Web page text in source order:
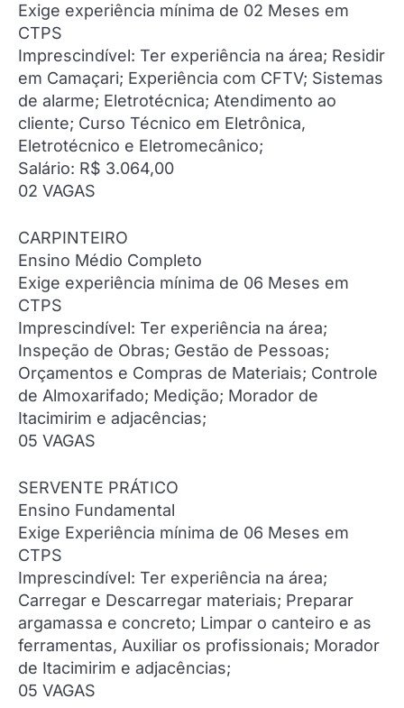
Exige experiência mínima de 02 Meses em
CTPS
Imprescindível: Ter experiência na área; Residir
em Camaçari; Experiência com CFTV; Sistemas
de alarme; Eletrotécnica; Atendimento ao
cliente; Curso Técnico em Eletrônica,
Eletrotécnico e Eletromecânico;
Salário: R$ 3.064,00
02 VAGAS
CARPINTEIRO
Ensino Médio Completo
Exige experiência mínima de 06 Meses em
CTPS
Imprescindível: Ter experiência na área;
Inspeção de Obras; Gestão de Pessoas;
Orçamentos e Compras de Materiais; Controle
de Almoxarifado; Medição; Morador de
Itacimirim e adjacências;
05 VAGAS
SERVENTE PRÁTICO
Ensino Fundamental
Exige Experiência mínima de 06 Meses em
CTPS
Imprescindível: Ter experiência na área;
Carregar e Descarregar materiais; Preparar
argamassa e concreto; Limpar o canteiro e as
ferramentas, Auxiliar os profissionais; Morador
de Itacimirim e adjacências;
05 VAGAS